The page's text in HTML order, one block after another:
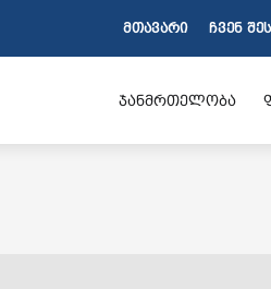
ᲛᲗᲐᲕᲐᲠᲘ ᲩᲕᲔᲜ
ჯანმრთელობა